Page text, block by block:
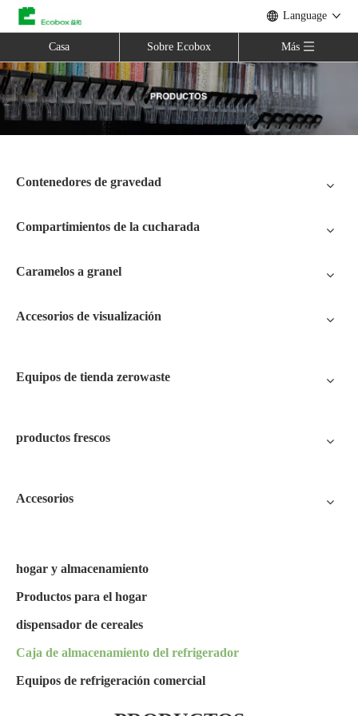
Language
Casa Sobre Ecobox Más
Contenedores de gravedad
Compartimientos de la cucharada
Caramelos a granel
Accesorios de visualización
Equipos de tienda zerowaste
productos frescos
Accesorios
hogar y almacenamiento
Productos para el hogar
dispensador de cereales
Caja de almacenamiento del refrigerador
Equipos de refrigeración comercial